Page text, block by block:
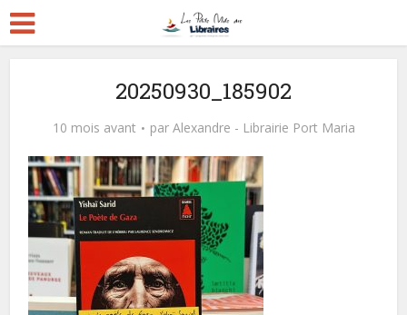
20250930_185902
10 mois avant par Alexandre - Librairie Port Maria